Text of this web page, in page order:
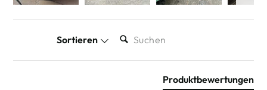
Sortieren
Produktbewertungen